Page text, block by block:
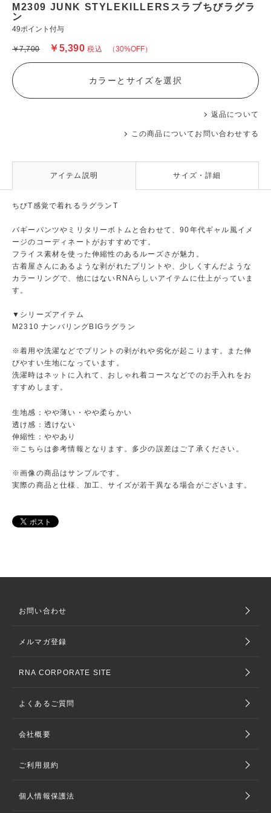
M2309 JUNK STYLEKILLERSスラブちびラグラ
ン
49ポイント付与
（30%OFF）
￥5,390 税込
￥7,700
返品について
この商品についてお問い合わせする
カラーとサイズを選択
アイテム説明 サイズ・詳細
ちびT感覚で着れるラグランT
バギーパンツやミリタリーボトムと合わせて、90年代ギャル風イメ
ージのコーディネートがおすすめです。
フライス素材を使った伸縮性のあるルーズさが魅力。
古着屋さんにあるような剥がれたプリントや、少しくすんだような
カラーリングで、他にはないRNAらしいアイテムに仕上がっていま
す。
▼シリーズアイテム
M2310 ナンバリングBIGラグラン
※着用や洗濯などでプリントの剥がれや劣化が起こります。また伸
びやすい生地になっています。
洗濯時はネットに入れて、おしゃれ着コースなどでのお手入れをお
すすめします。
生地感：やや薄い・やや柔らかい
透け感：透けない
伸縮性：ややあり
※こちらは参考情報となります。多少の誤差はご了承ください。
※画像の商品はサンプルです。
実際の商品と仕様、加工、サイズが若干異なる場合がございます。
お問い合わせ
メルマガ登録
RNA CORPORATE SITE
よくあるご質問
会社概要
ご利用規約
個人情報保護法